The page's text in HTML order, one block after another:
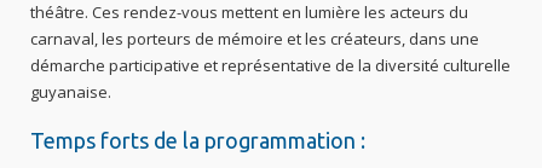
théâtre. Ces rendez-vous mettent en lumière les acteurs du
carnaval, les porteurs de mémoire et les créateurs, dans une
démarche participative et représentative de la diversité culturelle
guyanaise.
Temps forts de la programmation :